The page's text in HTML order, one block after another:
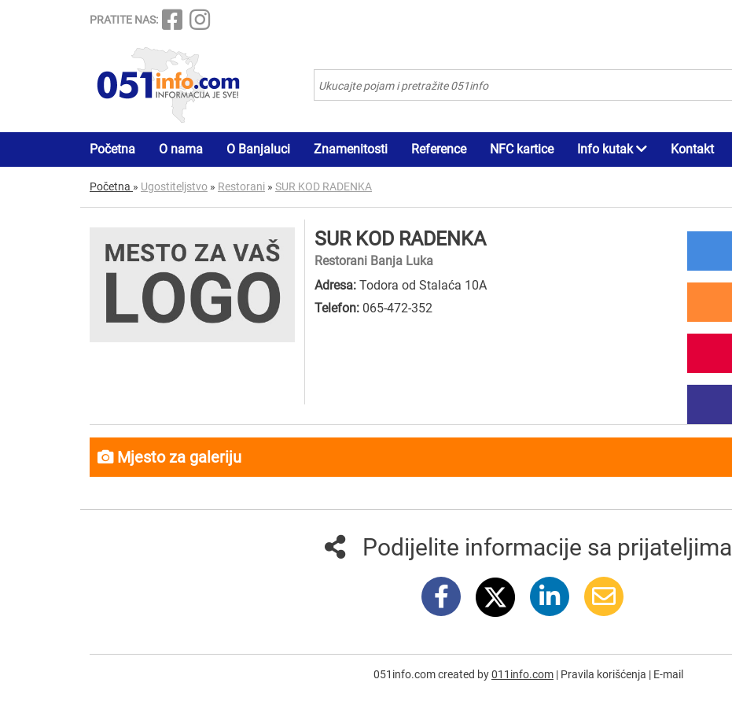
PRATITE NAS:
Početna O nama O Banjaluci Znamenitosti Reference NFC kartice Info kutak Kontakt
Početna » Ugostiteljstvo » Restorani » SUR KOD RADENKA
SUR KOD RADENKA
Restorani Banja Luka
Adresa: Todora od Stalaća 10A
Telefon: 065-472-352
Mjesto za galeriju
Podijelite informacije sa prijateljima
051info.com created by011info.com | Pravila korišćenja | E-mail